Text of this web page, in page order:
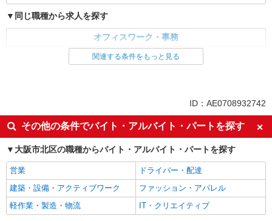
同じ職種から求人を探す
オフィスワーク・事務
未経験歓迎
土日祝休み
関連する条件をもっと見る
ID：AE0708932742
その他の条件でバイト・アルバイト・パートを探す
大阪市北区の職種からバイト・アルバイト・パートを探す
営業
ドライバー・配達
建築・設備・アクティブワーク
ファッション・アパレル
軽作業・製造・物流
IT・クリエイティブ